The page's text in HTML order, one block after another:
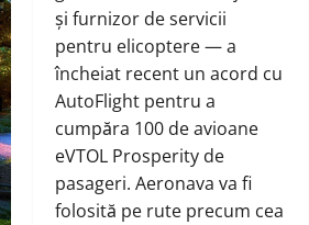
și furnizor de servicii
pentru elicoptere — a
încheiat recent un acord cu
AutoFlight pentru a
cumpăra 100 de avioane
eVTOL Prosperity de
pasageri. Aeronava va fi
folosită pe rute precum cea